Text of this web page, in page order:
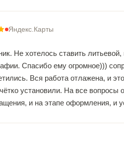
Яндекс.Карты
Не хотелось ставить
Спасибо ему огромное)))
Вся работа отлажена, и
установили. На все
и на этапе оформления, и